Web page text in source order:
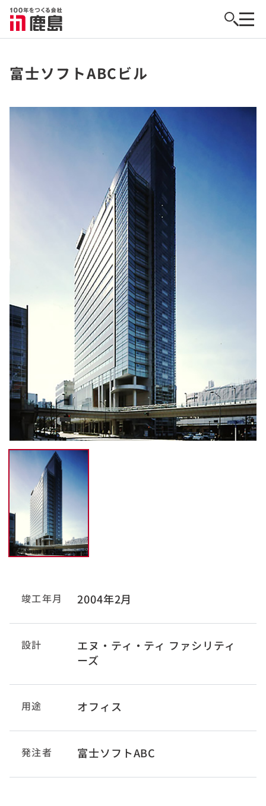
富士ソフトABCビル
竣工年月 2004年2月
設計
エヌ・ティ・ティ ファシリティ
ーズ
用途 オフィス
発注者 富士ソフトABC